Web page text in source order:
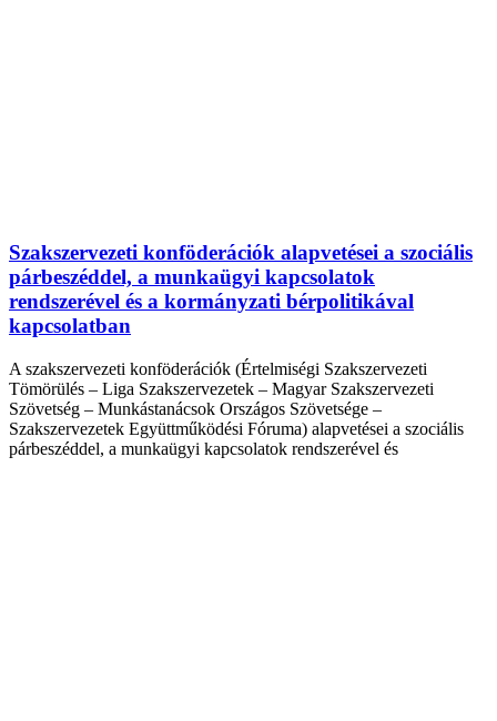
Szakszervezeti konföderációk alapvetései a szociális
párbeszéddel, a munkaügyi kapcsolatok
rendszerével és a kormányzati bérpolitikával
kapcsolatban
A szakszervezeti konföderációk (Értelmiségi Szakszervezeti
Tömörülés – Liga Szakszervezetek – Magyar Szakszervezeti
Szövetség – Munkástanácsok Országos Szövetsége –
Szakszervezetek Együttműködési Fóruma) alapvetései a szociális
párbeszéddel, a munkaügyi kapcsolatok rendszerével és